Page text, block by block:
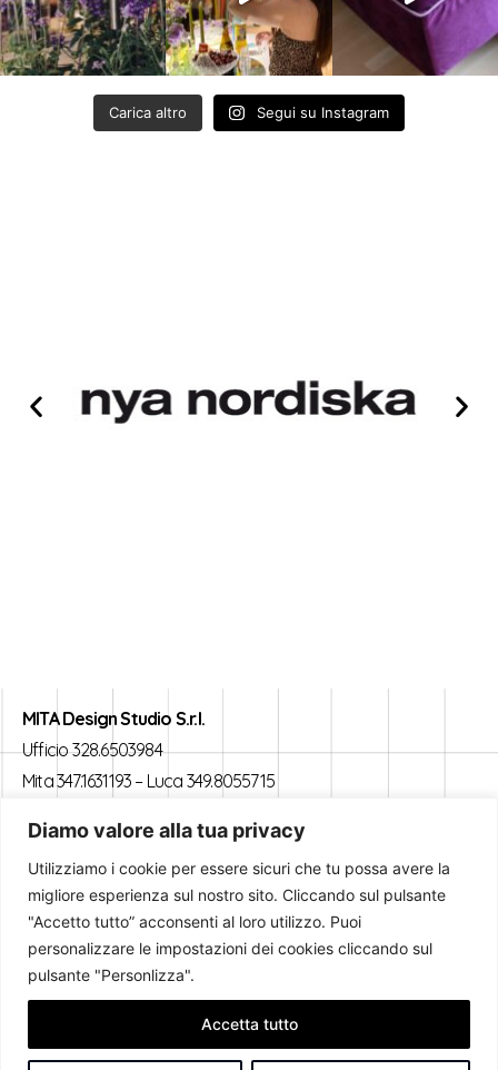
Diamo valore alla tua privacy
Utilizziamo i cookie per essere sicuri che tu possa avere la
migliore esperienza sul nostro sito. Cliccando sul pulsante
"Accetto tutto” acconsenti al loro utilizzo. Puoi
personalizzare le impostazioni dei cookies cliccando sul
pulsante "Personlizza".
Accetta tutto
Carica altro Segui su Instagram
MITA Design Studio S.r.l.
Ufficio 328.6503984
Mita 347.1631193 – Luca 349.8055715
Via Bondenese, 15 – 44042 Pilastrello (Cento) – (FE)
P.IVA: 01666840382 – CCIAA/REA: FE 187126
Home
Progetti
Servizi